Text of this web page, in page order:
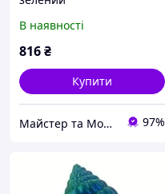
В наявності
816₴
Купити
Майстер та Модниця 97%